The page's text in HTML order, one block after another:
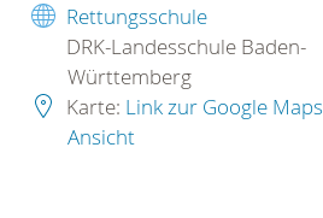
Rettungsschule
DRK-Landesschule Baden-
Württemberg
Karte: Link zur Google Maps
Ansicht